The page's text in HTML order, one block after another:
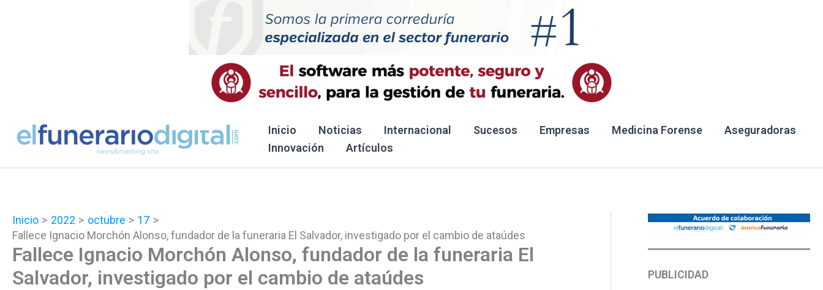
Inicio Noticias Internacional Sucesos Empresas Medicina Forense
Aseguradoras
Innovación
Artículos
Inicio 2022 octubre
17
Fallece Ignacio Morchón Alonso, fundador de la funeraria El Salvador, investigado por el cambio de ataúdes
Fallece Ignacio Morchón Alonso, fundador de la funeraria El
Salvador, investigado por el cambio de ataúdes
PUBLICIDAD